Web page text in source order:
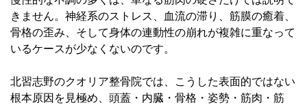
きません。神経系のストレス、血流の滞り、筋膜の癒着、
骨格の歪み、そして身体の連動性の崩れが複雑に重なって
いるケースが少なくないのです。
北習志野のクオリア整骨院では、こうした表面的ではない
根本原因を見極め、頭蓋・内臓・骨格・姿勢・筋肉・筋